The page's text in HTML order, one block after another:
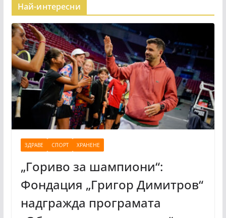
Най-интересни
ЗДРАВЕ СПОРТ ХРАНЕНЕ
„Гориво за шампиони“:
Фондация „Григор Димитров“
надгражда програмата